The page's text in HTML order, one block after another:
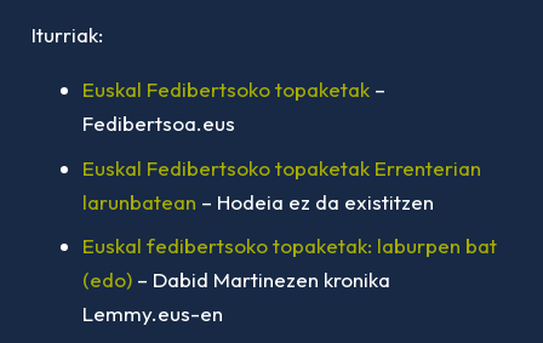
Iturriak:
Euskal Fedibertsoko topaketak –
Fedibertsoa.eus
Euskal Fedibertsoko topaketak Errenterian
larunbatean – Hodeia ez da existitzen
Euskal fedibertsoko topaketak: laburpen bat
(edo) – Dabid Martinezen kronika
Lemmy.eus-en